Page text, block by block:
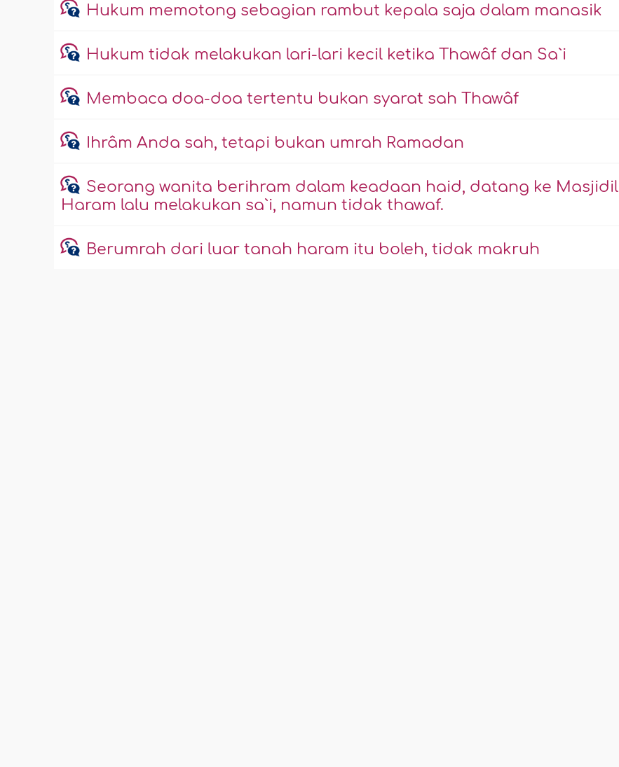
Hukum memotong sebagian rambut kepala saja dalam manasik
Hukum tidak melakukan lari-lari kecil ketika Thawâf dan Sa`i
Membaca doa-doa tertentu bukan syarat sah Thawâf
Ihrâm Anda sah, tetapi bukan umrah Ramadan
Seorang wanita berihram dalam keadaan haid, datang ke Masjidil
Haram lalu melakukan sa`i, namun tidak thawaf.
Berumrah dari luar tanah haram itu boleh, tidak makruh